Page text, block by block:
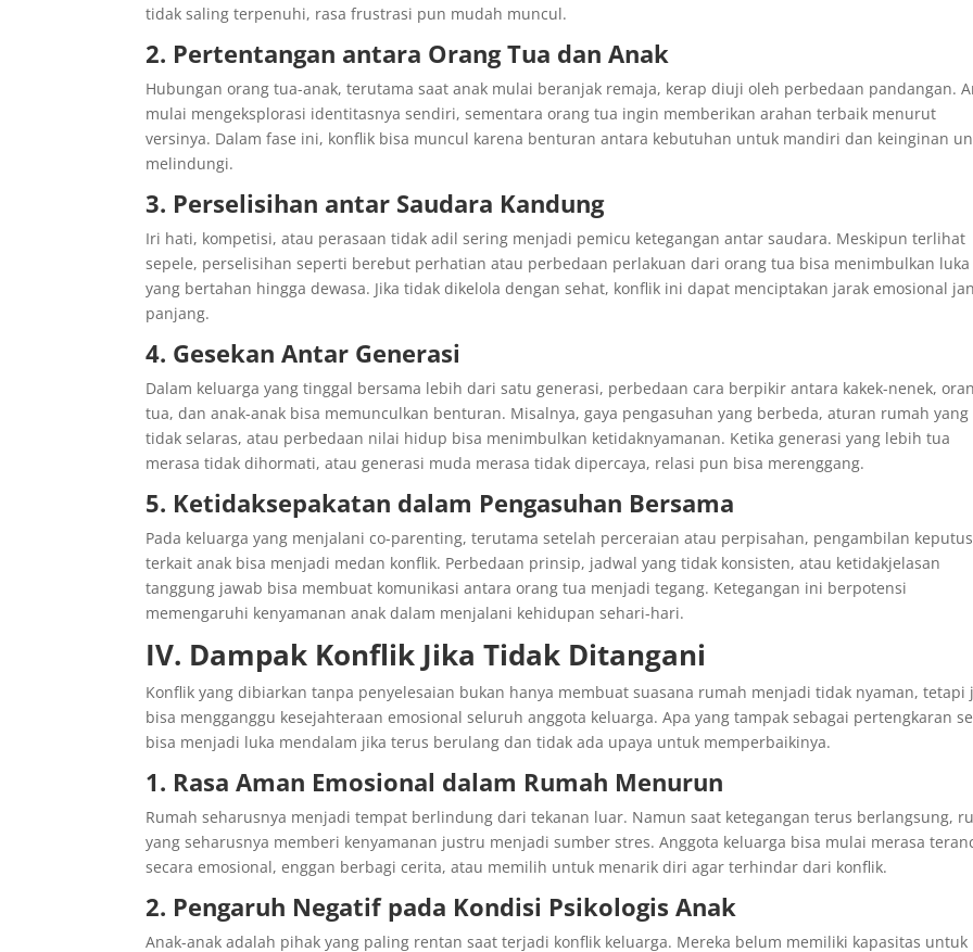
tidak saling terpenuhi, rasa frustrasi pun mudah muncul.
2. Pertentangan antara Orang Tua dan Anak
Hubungan orang tua-anak, terutama saat anak mulai beranjak remaja, kerap diuji oleh perbedaan pandangan.
mulai mengeksplorasi identitasnya sendiri, sementara orang tua ingin memberikan arahan terbaik menurut
versinya. Dalam fase ini, konflik bisa muncul karena benturan antara kebutuhan untuk mandiri dan keinginan
melindungi.
3. Perselisihan antar Saudara Kandung
Iri hati, kompetisi, atau perasaan tidak adil sering menjadi pemicu ketegangan antar saudara. Meskipun terlihat
sepele, perselisihan seperti berebut perhatian atau perbedaan perlakuan dari orang tua bisa menimbulkan luka
yang bertahan hingga dewasa. Jika tidak dikelola dengan sehat, konflik ini dapat menciptakan jarak emosional
panjang.
4. Gesekan Antar Generasi
Dalam keluarga yang tinggal bersama lebih dari satu generasi, perbedaan cara berpikir antara kakek-nenek,
tua, dan anak-anak bisa memunculkan benturan. Misalnya, gaya pengasuhan yang berbeda, aturan rumah yang
tidak selaras, atau perbedaan nilai hidup bisa menimbulkan ketidaknyamanan. Ketika generasi yang lebih tua
merasa tidak dihormati, atau generasi muda merasa tidak dipercaya, relasi pun bisa merenggang.
5. Ketidaksepakatan dalam Pengasuhan Bersama
Pada keluarga yang menjalani co-parenting, terutama setelah perceraian atau perpisahan, pengambilan
terkait anak bisa menjadi medan konflik. Perbedaan prinsip, jadwal yang tidak konsisten, atau ketidakjelasan
tanggung jawab bisa membuat komunikasi antara orang tua menjadi tegang. Ketegangan ini berpotensi
memengaruhi kenyamanan anak dalam menjalani kehidupan sehari-hari.
IV. Dampak Konflik Jika Tidak Ditangani
Konflik yang dibiarkan tanpa penyelesaian bukan hanya membuat suasana rumah menjadi tidak nyaman, tetapi
bisa mengganggu kesejahteraan emosional seluruh anggota keluarga. Apa yang tampak sebagai pertengkaran
bisa menjadi luka mendalam jika terus berulang dan tidak ada upaya untuk memperbaikinya.
1. Rasa Aman Emosional dalam Rumah Menurun
Rumah seharusnya menjadi tempat berlindung dari tekanan luar. Namun saat ketegangan terus berlangsung,
yang seharusnya memberi kenyamanan justru menjadi sumber stres. Anggota keluarga bisa mulai merasa
secara emosional, enggan berbagi cerita, atau memilih untuk menarik diri agar terhindar dari konflik.
2. Pengaruh Negatif pada Kondisi Psikologis Anak
Anak-anak adalah pihak yang paling rentan saat terjadi konflik keluarga. Mereka belum memiliki kapasitas untuk